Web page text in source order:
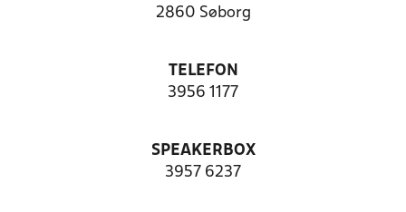
2860 Søborg
TELEFON
3956 1177
SPEAKERBOX
3957 6237